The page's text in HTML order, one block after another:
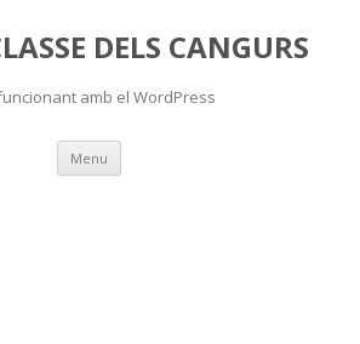
DELS CANGURS
amb el WordPress
Menu Skip
content